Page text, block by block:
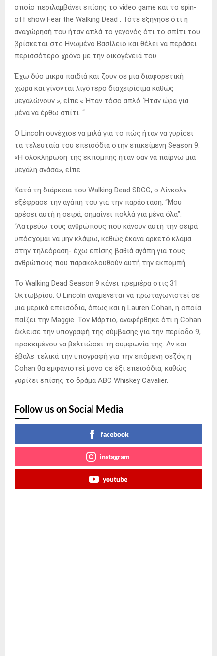
οποίο περιλαμβάνει επίσης το video game και το spin-
off show Fear the Walking Dead . Τότε εξήγησε ότι η
αναχώρησή του ήταν απλά το γεγονός ότι το σπίτι του
βρίσκεται στο Ηνωμένο Βασίλειο και θέλει να περάσει
περισσότερο χρόνο με την οικογένειά του.
Έχω δύο μικρά παιδιά και ζουν σε μια διαφορετική
χώρα και γίνονται λιγότερο διαχειρίσιμα καθώς
μεγαλώνουν », είπε.« Ήταν τόσο απλό.Ήταν ώρα για
μένα να έρθω σπίτι. “
Ο Lincoln συνέχισε να μιλά για το πώς ήταν να γυρίσει
τα τελευταία του επεισόδια στην επικείμενη Season 9.
«Η ολοκλήρωση της εκπομπής ήταν σαν να παίρνω μια
μεγάλη ανάσα», είπε.
Κατά τη διάρκεια του Walking Dead SDCC, ο Λίνκολν
εξέφρασε την αγάπη του για την παράσταση. “Μου
αρέσει αυτή η σειρά, σημαίνει πολλά για μένα όλα”.
“Λατρεύω τους ανθρώπους που κάνουν αυτή την σειρά
υπόσχομαι να μην κλάψω, καθώς έκανα αρκετό κλάμα
στην τηλεόραση- έχω επίσης βαθιά αγάπη για τους
ανθρώπους που παρακολουθούν αυτή την εκπομπή.
Το Walking Dead Season 9 κάνει πρεμιέρα στις 31
Οκτωβρίου. Ο Lincoln αναμένεται να πρωταγωνιστεί σε
μια μερικά επεισόδια, όπως και η Lauren Cohan, η οποία
παίζει την Maggie. Τον Μάρτιο, αναφέρθηκε ότι η Cohan
έκλεισε την υπογραφή της σύμβασης για την περίοδο 9,
προκειμένου να βελτιώσει τη συμφωνία της. Αν και
έβαλε τελικά την υπογραφή για την επόμενη σεζόν, η
Cohan θα εμφανιστεί μόνο σε έξι επεισόδια, καθώς
γυρίζει επίσης το δράμα ABC Whiskey Cavalier.
Follow us on Social Media
facebook
instagram
youtube